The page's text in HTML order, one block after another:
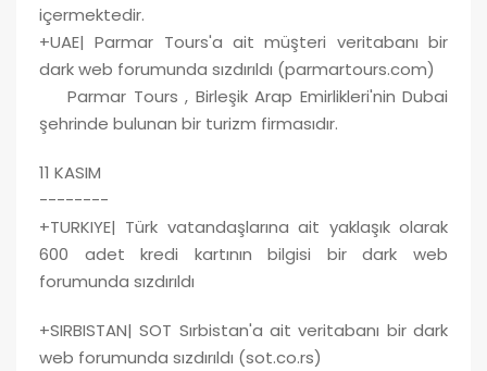
içermektedir.
+UAE| Parmar Tours'a ait müşteri veritabanı bir
dark web forumunda sızdırıldı (parmartours.com)
Parmar Tours , Birleşik Arap Emirlikleri'nin Dubai
şehrinde bulunan bir turizm firmasıdır.
11 KASIM
--------
+TURKIYE| Türk vatandaşlarına ait yaklaşık olarak
600 adet kredi kartının bilgisi bir dark web
forumunda sızdırıldı
+SIRBISTAN| SOT Sırbistan'a ait veritabanı bir dark
web forumunda sızdırıldı (sot.co.rs)